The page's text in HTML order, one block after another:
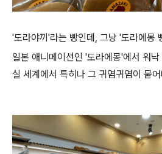
'도라야끼'라는 빵인데, 그냥 '도라에몽
일본 애니메이션인 '도라에몽'에서 워
실 세계에서 특히나 그 귀염귀염이 묻